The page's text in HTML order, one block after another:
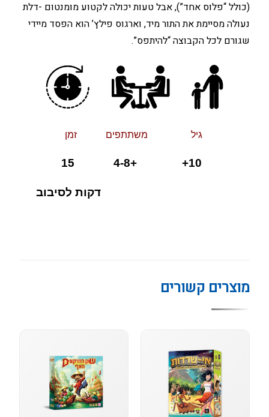
(כולל “פלוס אחד”), אבל טעות יכולה לקטוע מומנטום -דלת
נעולה מסיימת את התור מיד, וארגוס פילץ’ הוא הפסד מיידי
שגורם לכל הקבוצה “להיתפס”.
גיל משתתפים זמן
דקות לסיבוב
מוצרים קשורים